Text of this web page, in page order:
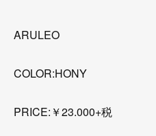
ARULEO
COLOR:HONY
PRICE:￥23.000+税